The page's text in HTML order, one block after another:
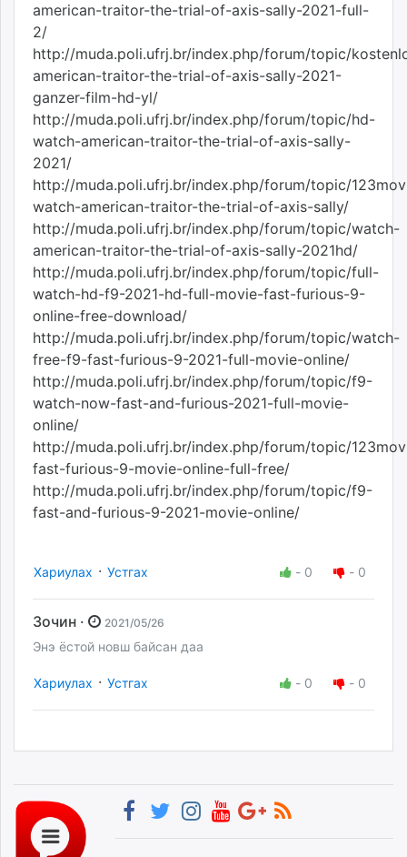
american-traitor-the-trial-of-axis-sally-2021-full-
2/
http://muda.poli.ufrj.br/index.php/forum/topic/
american-traitor-the-trial-of-axis-sally-2021-
ganzer-film-hd-yl/
http://muda.poli.ufrj.br/index.php/forum/topic/hd-
watch-american-traitor-the-trial-of-axis-sally-
2021/
http://muda.poli.ufrj.br/index.php/forum/topic/
watch-american-traitor-the-trial-of-axis-sally/
http://muda.poli.ufrj.br/index.php/forum/topic/watch-
american-traitor-the-trial-of-axis-sally-2021hd/
http://muda.poli.ufrj.br/index.php/forum/topic/full-
watch-hd-f9-2021-hd-full-movie-fast-furious-9-
online-free-download/
http://muda.poli.ufrj.br/index.php/forum/topic/watch-
free-f9-fast-furious-9-2021-full-movie-online/
http://muda.poli.ufrj.br/index.php/forum/topic/f9-
watch-now-fast-and-furious-2021-full-movie-
online/
http://muda.poli.ufrj.br/index.php/forum/topic/
fast-furious-9-movie-online-full-free/
http://muda.poli.ufrj.br/index.php/forum/topic/f9-
fast-and-furious-9-2021-movie-online/
Хариулах · Устгах - 0 - 0
Зочин · 2021/05/26
Энэ ёстой новш байсан даа
Хариулах · Устгах - 0 - 0